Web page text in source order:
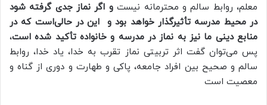
معلم، روابط سالم و محترمانه نیستو اگر نماز جدی گرفته شود
در محیط مدرسه تأثیرگذار خواهد بود و این در حالی‌است که در
منابع دینی ما نیز به نماز در مدرسه و خانواده تأکید شده است،
پس می‌توان گفت اثر تربیتی نماز تقرب به خدا، یاد خدا، روابط
سالم و صحیح بین افراد جامعه، پاکی و طهارت و دوری از گناه و
معصیت است